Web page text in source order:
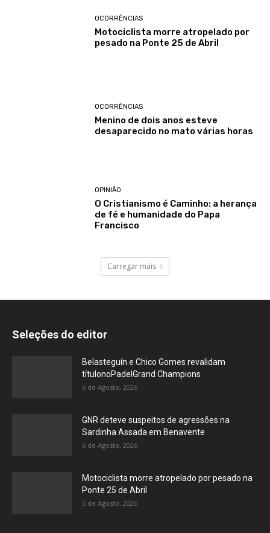
OCORRÊNCIAS
Motociclista morre atropelado por
pesado na Ponte 25 de Abril
OCORRÊNCIAS
Menino de dois anos esteve
desaparecido no mato várias horas
OPINIÃO
O Cristianismo é Caminho: a herança
de fé e humanidade do Papa
Francisco
Carregar mais
Seleções do editor
Belasteguín e Chico Gomes revalidam
títulonoPadelGrand Champions
6 de Agosto, 2026
GNR deteve suspeitos de agressões na
Sardinha Assada em Benavente
6 de Agosto, 2026
Motociclista morre atropelado por pesado na
Ponte 25 de Abril
5 de Agosto, 2026